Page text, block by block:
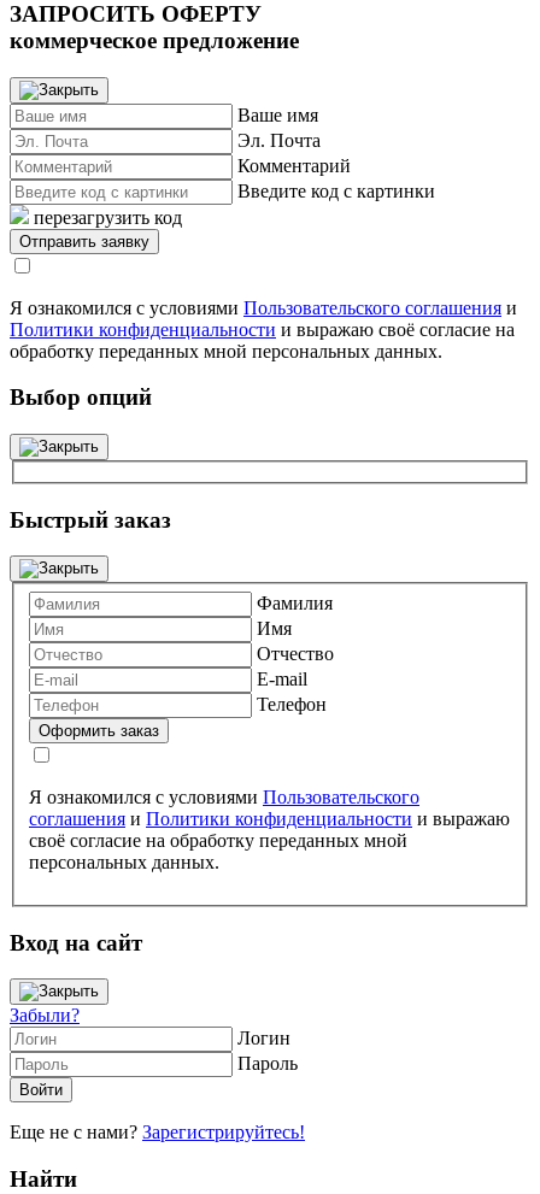
ЗАПРОСИТЬ ОФЕРТУ
коммерческое предложение
Ваше имя
Эл. Почта
Комментарий
Введите код с картинки
перезагрузить код
Я ознакомился с условиями Пользовательского соглашения и
Политики конфиденциальности и выражаю своё согласие на
обработку переданных мной персональных данных.
Выбор опций
Быстрый заказ
Фамилия
Имя
Отчество
E-mail
Телефон
Я ознакомился с условиями Пользовательского
соглашения и Политики конфиденциальности и выражаю
своё согласие на обработку переданных мной
персональных данных.
Вход на сайт
Забыли?
Логин
Пароль
Еще не с нами? Зарегистрируйтесь!
Найти